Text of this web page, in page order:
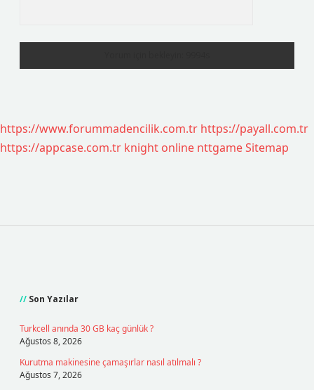
https://www.forummadencilik.com.tr https://payall.com.tr
https://appcase.com.tr knight online nttgameSitemap
Son Yazılar
Turkcell anında 30 GB kaç günlük ?
Ağustos 8, 2026
Kurutma makinesine çamaşırlar nasıl atılmalı ?
Ağustos 7, 2026